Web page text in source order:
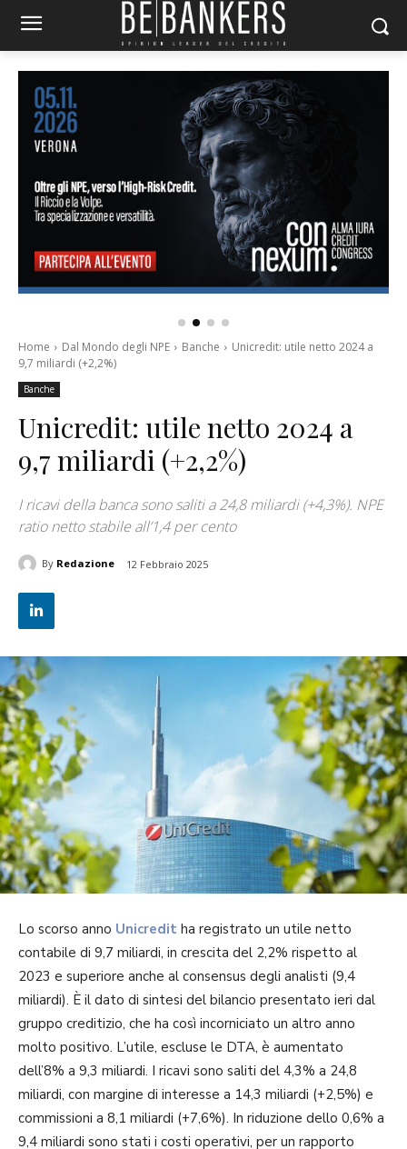
Home Dal Mondo degli NPE Banche
Unicredit: utile netto 2024 a
9,7 miliardi (+2,2%)
Banche
Unicredit: utile netto 2024 a
9,7 miliardi (+2,2%)
I ricavi della banca sono saliti a 24,8 miliardi (+4,3%). NPE
ratio netto stabile all’1,4 per cento
By Redazione 12 Febbraio 2025
Lo scorso anno Unicredit ha registrato un utile netto
contabile di 9,7 miliardi, in crescita del 2,2% rispetto al
2023 e superiore anche al consensus degli analisti (9,4
miliardi). È il dato di sintesi del bilancio presentato ieri dal
gruppo creditizio, che ha così incorniciato un altro anno
molto positivo. L’utile, escluse le DTA, è aumentato
dell’8% a 9,3 miliardi. I ricavi sono saliti del 4,3% a 24,8
miliardi, con margine di interesse a 14,3 miliardi (+2,5%) e
commissioni a 8,1 miliardi (+7,6%). In riduzione dello 0,6% a
9,4 miliardi sono stati i costi operativi, per un rapporto